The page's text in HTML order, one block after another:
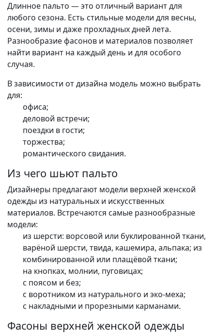
Длинное пальто — это отличный вариант для
любого сезона. Есть стильные модели для весны,
осени, зимы и даже прохладных дней лета.
Разнообразие фасонов и материалов позволяет
найти вариант на каждый день и для особого
случая.
В зависимости от дизайна модель можно выбрать
для:
офиса;
деловой встречи;
поездки в гости;
торжества;
романтического свидания.
Из чего шьют пальто
Дизайнеры предлагают модели верхней женской
одежды из натуральных и искусственных
материалов. Встречаются самые разнообразные
модели:
из шерсти: ворсовой или буклированной ткани,
варёной шерсти, твида, кашемира, альпака; из
комбинированной или плащёвой ткани;
на кнопках, молнии, пуговицах;
с поясом и без;
с воротником из натурального и эко-меха;
с накладными и прорезными карманами.
Фасоны верхней женской одежды